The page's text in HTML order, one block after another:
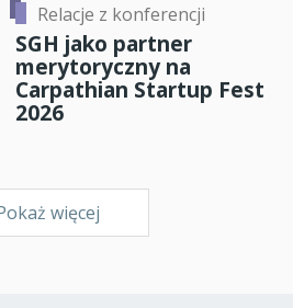
Relacje z konferencji
SGH jako partner
merytoryczny na
Carpathian Startup Fest
2026
więcej